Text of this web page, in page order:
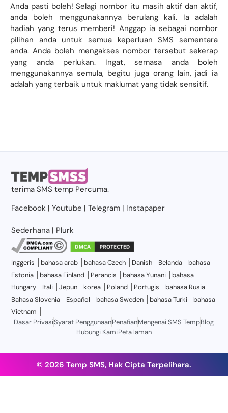
Anda pasti boleh! Selagi nombor itu masih aktif dan aktif,
anda boleh menggunakannya berulang kali. Ia adalah
hadiah yang terus memberi! Anggap ia sebagai nombor
pilihan anda untuk semua keperluan SMS sementara
anda. Anda boleh mengakses nombor tersebut sekerap
yang anda perlukan. Ingat, semasa anda boleh
menggunakannya semula, begitu juga orang lain, jadi ia
adalah yang terbaik untuk maklumat yang tidak sensitif.
terimaSMS temp Percuma.
Facebook |Youtube |Telegram | Instapaper
Sederhana | Plurk
Inggeris bahasa arab bahasa Czech Danish Belanda
bahasa
Estonia
bahasa Finland Perancis bahasa Yunani
bahasa
Hungary
Itali Jepun korea Poland Portugis
bahasa Rusia
Bahasa Slovenia
Español bahasa Sweden bahasa Turki
bahasa
Vietnam
Dasar PrivasiSyarat PenggunaanPenafianMengenai SMS TempBlog
Hubungi KamiPeta laman
© 2026 Temp SMS, Hak Cipta Terpelihara.